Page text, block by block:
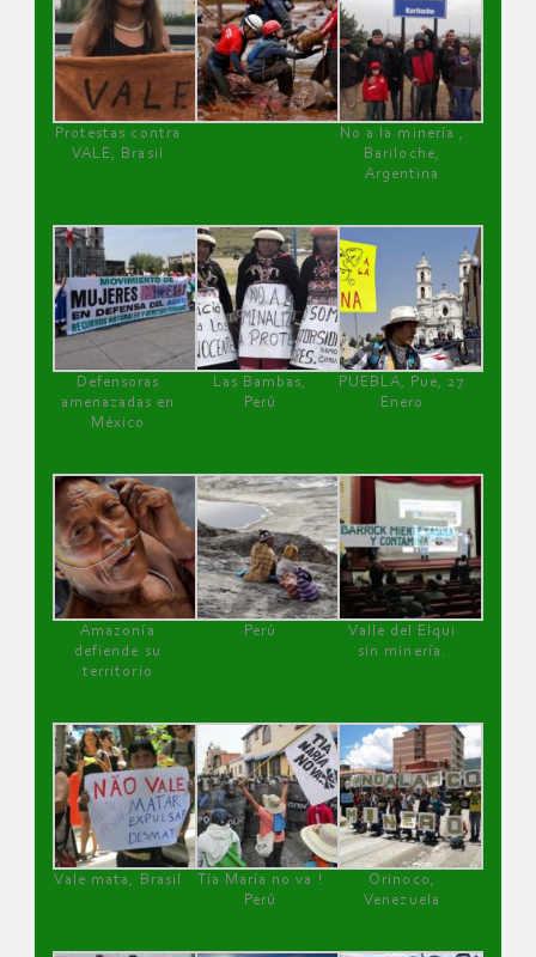
Protestas contra
VALE, Brasil
No a la minería ,
Bariloche,
Argentina
Defensoras
amenazadas en
México
Las Bambas,
Perú
PUEBLA, Pue, 27
Enero
Amazonía
defiende su
territorio
Perú
Valle del Elqui
sin minería.
Vale mata, Brasil
Tía María no va !
Perú
Orinoco,
Venezuela